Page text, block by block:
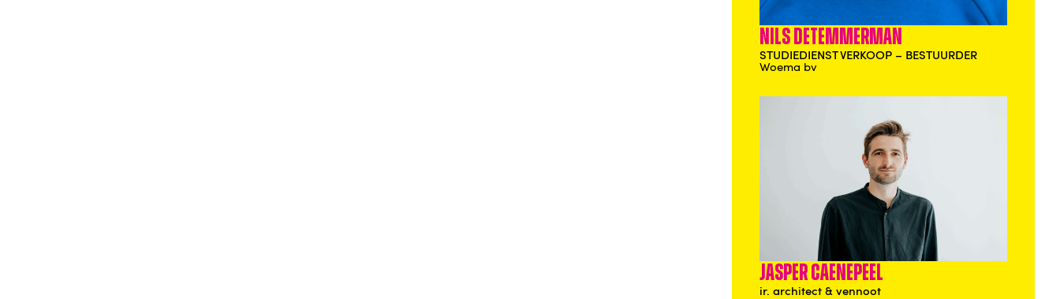
Nils Detemmerman
STUDIEDIENST VERKOOP – BESTUURDER
Woema bv
Jasper Caenepeel
ir. architect & vennoot